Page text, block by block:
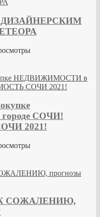
ДИЗАЙНЕРСКИМ
СОЧИ!
2021!
СОЖАЛЕНИЮ,